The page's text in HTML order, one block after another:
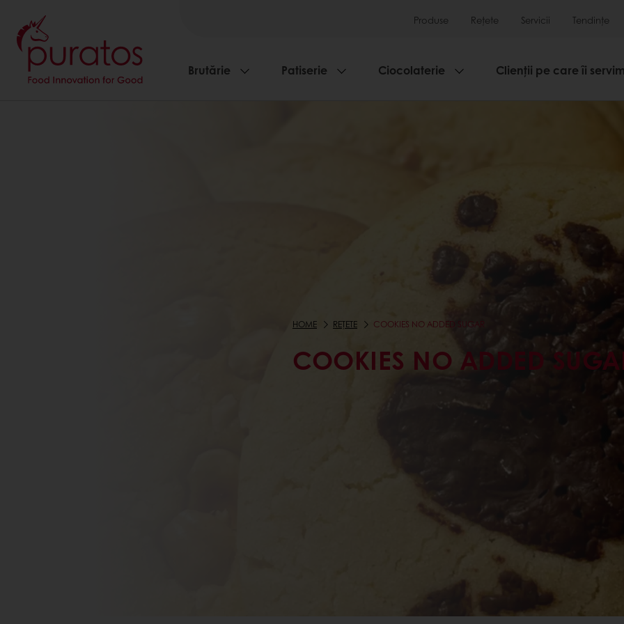
Produse Rețete Servicii Tendințe
Brutărie Patiserie Ciocolaterie Clienții pe care îi
HOME REȚETE COOKIES NO ADDED SUGAR
COOKIES NO ADDED